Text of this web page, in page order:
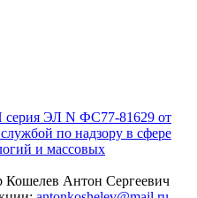
ЭЛ N ФС77-81629 от
по надзору в сфере
и массовых
Кошелев Антон Сергеевич